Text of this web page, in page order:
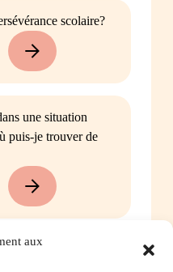
aux
scolaire?
une situation
puis-je trouver de
et il va